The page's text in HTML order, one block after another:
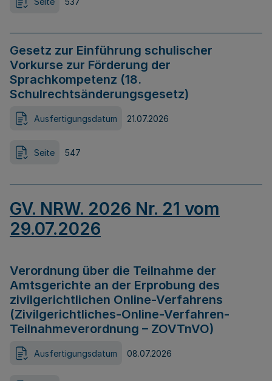
Gesetz zur Einführung schulischer
Vorkurse zur Förderung der
Sprachkompetenz (18.
Schulrechtsänderungsgesetz)
Ausfertigungsdatum 21.07.2026
Seite 547
GV. NRW. 2026 Nr. 21 vom
29.07.2026
Verordnung über die Teilnahme der
Amtsgerichte an der Erprobung des
zivilgerichtlichen Online-Verfahrens
(Zivilgerichtliches-Online-Verfahren-
Teilnahmeverordnung – ZOVTnVO)
Ausfertigungsdatum 08.07.2026